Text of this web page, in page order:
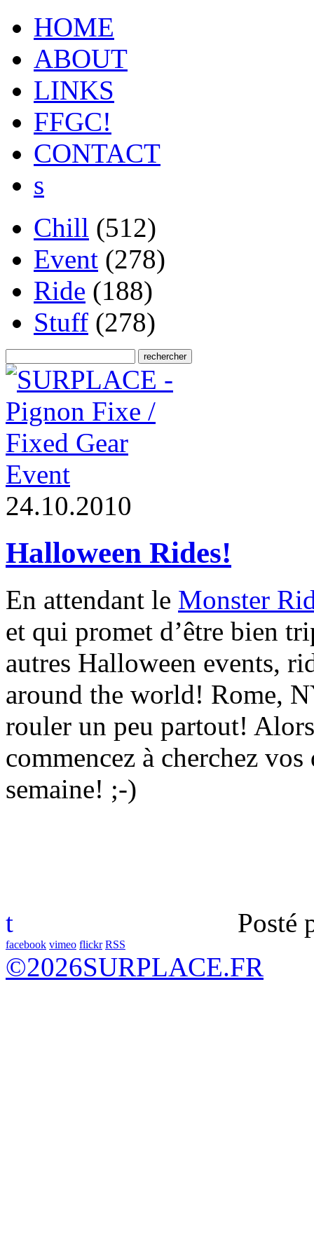
HOME
ABOUT
LINKS
FFGC!
CONTACT
s
Chill (512)
Event (278)
Ride (188)
Stuff (278)
Event
24.10.2010
Halloween Rides!
En attendant le Monster
et qui promet d’être bien
autres Halloween events,
around the world! Rome,
rouler un peu partout!
commencez à cherchez
semaine! ;-)
t Posté
facebook vimeo flickr RSS
©2026SURPLACE.FR